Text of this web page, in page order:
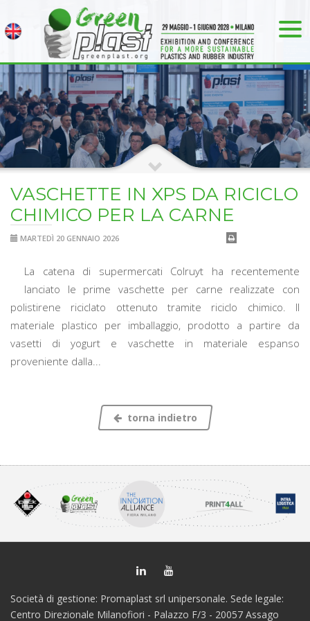
VASCHETTE IN XPS DA RICICLO
CHIMICO PER LA CARNE
MARTEDÌ 20 GENNAIO 2026
La catena di supermercati Colruyt ha recentemente
lanciato le prime vaschette per carne realizzate con
polistirene riciclato ottenuto tramite riciclo chimico. Il
materiale plastico per imballaggio, prodotto a partire da
vasetti di yogurt e vaschette in materiale espanso
proveniente dalla...
torna indietro
Società di gestione: Promaplast srl unipersonale. Sede legale:
Centro Direzionale Milanofiori - Palazzo F/3 - 20057 Assago